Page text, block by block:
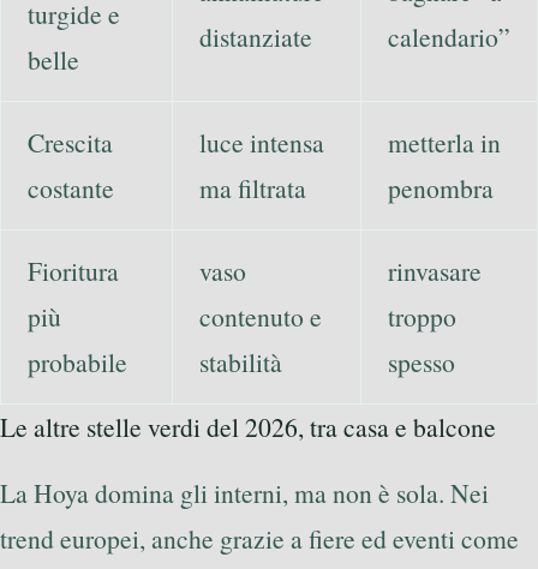
turgide e
belle
distanziate
calendario”
Crescita
costante
luce intensa
ma filtrata
metterla in
penombra
Fioritura
più
probabile
vaso
contenuto e
stabilità
rinvasare
troppo
spesso
Le altre stelle verdi del 2026, tra casa e balcone
La Hoya domina gli interni, ma non è sola. Nei
trend europei, anche grazie a fiere ed eventi come